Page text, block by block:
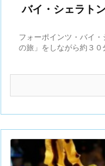
バイ・シェラト
フォーポインツ・バイ
の旅」をしながら約３